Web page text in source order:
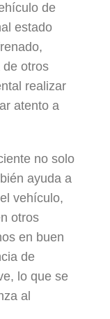
de
estado
de otros
realizar
atento a
no solo
ayuda a
vehículo,
otros
en buen
de
lo que se
al